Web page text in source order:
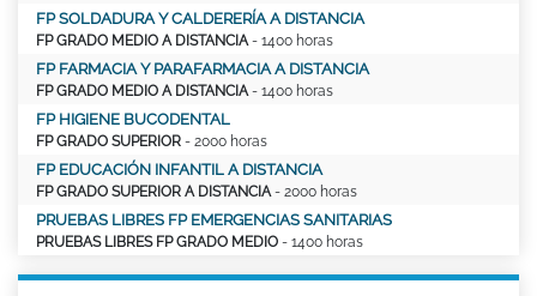
FP SOLDADURA Y CALDERERÍA A DISTANCIA
FP GRADO MEDIO A DISTANCIA - 1400 horas
FP FARMACIA Y PARAFARMACIA A DISTANCIA
FP GRADO MEDIO A DISTANCIA - 1400 horas
FP HIGIENE BUCODENTAL
FP GRADO SUPERIOR - 2000 horas
FP EDUCACIÓN INFANTIL A DISTANCIA
FP GRADO SUPERIOR A DISTANCIA - 2000 horas
PRUEBAS LIBRES FP EMERGENCIAS SANITARIAS
PRUEBAS LIBRES FP GRADO MEDIO - 1400 horas